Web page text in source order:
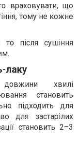
враховувати, що
тому не кожне
то після сушіння
лаку
хвилі
становить
підходить для
для застарілих
становить 2–3